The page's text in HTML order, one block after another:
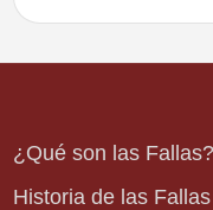
¿Qué son las Fallas?
Historia de las Fallas